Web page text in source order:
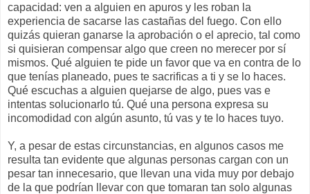
capacidad: ven a alguien en apuros y les roban la
experiencia de sacarse las castañas del fuego. Con ello
quizás quieran ganarse la aprobación o el aprecio, tal como
si quisieran compensar algo que creen no merecer por sí
mismos. Qué alguien te pide un favor que va en contra de lo
que tenías planeado, pues te sacrificas a ti y se lo haces.
Qué escuchas a alguien quejarse de algo, pues vas e
intentas solucionarlo tú. Qué una persona expresa su
incomodidad con algún asunto, tú vas y te lo haces tuyo.
Y, a pesar de estas circunstancias, en algunos casos me
resulta tan evidente que algunas personas cargan con un
pesar tan innecesario, que llevan una vida muy por debajo
de la que podrían llevar con que tomaran tan solo algunas